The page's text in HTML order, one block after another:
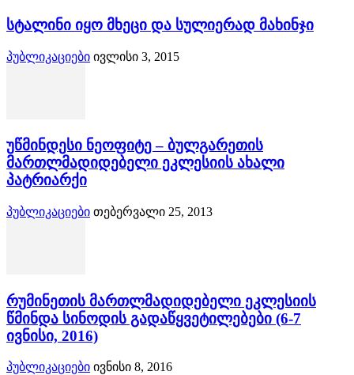
სტალინი იყო მხეცი და სულიერად მახინჯი
პუბლიკაციები ივლისი 3, 2015
უწმინდესი ნეოფიტე – ბულგარეთის
მართლმადიდებელი ეკლესიის ახალი
პატრიარქი
პუბლიკაციები თებერვალი 25, 2013
რუმინეთის მართლმადიდებელი ეკლესიის
წმინდა სინოდის გადაწყვეტილებები (6-7
ივნისი, 2016)
პუბლიკაციები ივნისი 8, 2016